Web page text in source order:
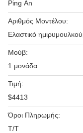
Ping An
Αριθμός Μοντέλου:
Ελαστικό
Μούβ:
1 μονάδα
Τιμή:
$4413
Όροι Πληρωμής:
Τ/Τ